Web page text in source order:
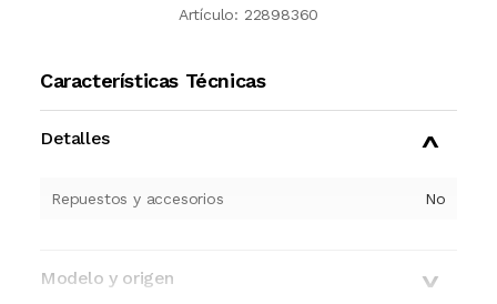
Artículo: 22898360
Características Técnicas
Detalles
Repuestos y accesorios No
Modelo y origen